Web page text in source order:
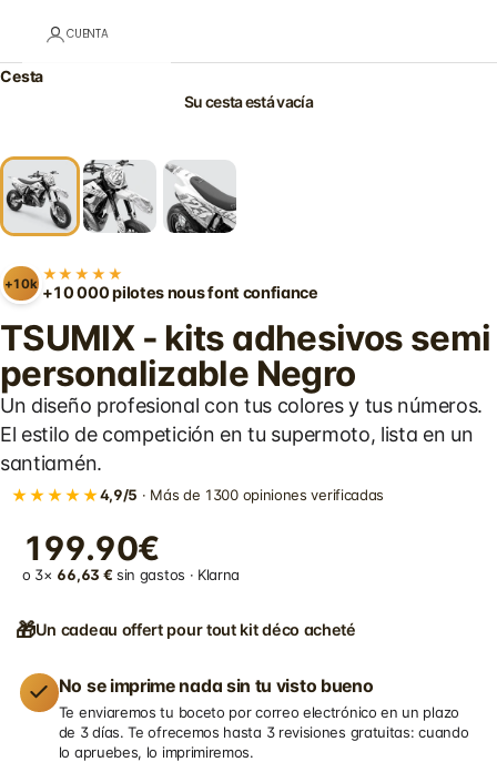
CUENTA
Cesta
Su cesta está vacía
+10k
★★★★★
+10 000 pilotes nous font confiance
TSUMIX - kits adhesivos semi
personalizable Negro
Un diseño profesional con tus colores y tus números.
El estilo de competición en tu supermoto, lista en un
santiamén.
★★★★★4,9/5 · Más de 1300 opiniones verificadas
199.90€
o 3× 66,63 € sin gastos · Klarna
🎁Un cadeau offert pour tout kit déco acheté
No se imprime nada sin tu visto bueno
Te enviaremos tu boceto por correo electrónico en un plazo
de 3 días. Te ofrecemos hasta 3 revisiones gratuitas: cuando
lo apruebes, lo imprimiremos.